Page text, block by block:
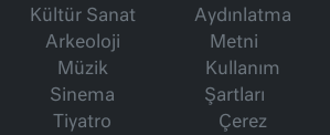
Kültür Sanat
Arkeoloji
Müzik
Sinema
Tiyatro
Aydınlatma
Metni
Kullanım
Şartları
Çerez